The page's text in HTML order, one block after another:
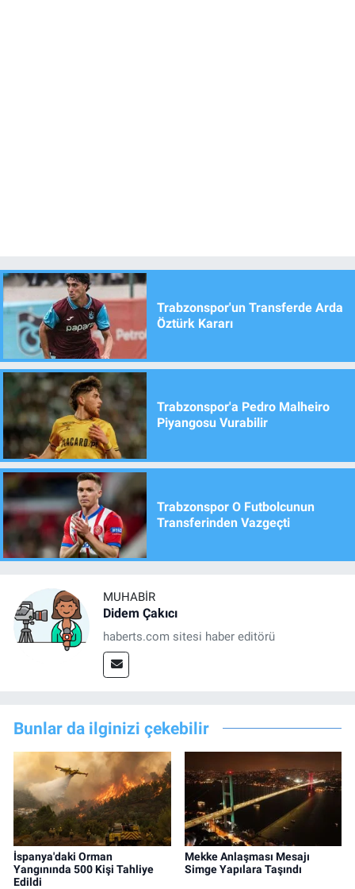
Trabzonspor'un Transferde Arda
Öztürk Kararı
Trabzonspor'a Pedro Malheiro
Piyangosu Vurabilir
Trabzonspor O Futbolcunun
Transferinden Vazgeçti
MUHABIR
Didem Çakıcı
haberts.com sitesi haber editörü
Bunlar da ilginizi çekebilir
İspanya'daki Orman
Yangınında 500 Kişi Tahliye
Edildi
Mekke Anlaşması Mesajı
Simge Yapılara Taşındı